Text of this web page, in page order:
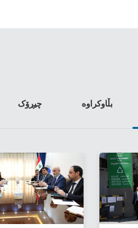
بڵاوکراوە چیڕۆک